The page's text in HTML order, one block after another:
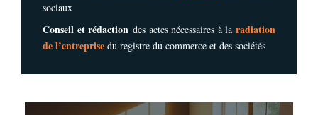
sociaux
Conseil et rédaction des actes nécessaires à la radiation
de l’entreprise du registre du commerce et des sociétés